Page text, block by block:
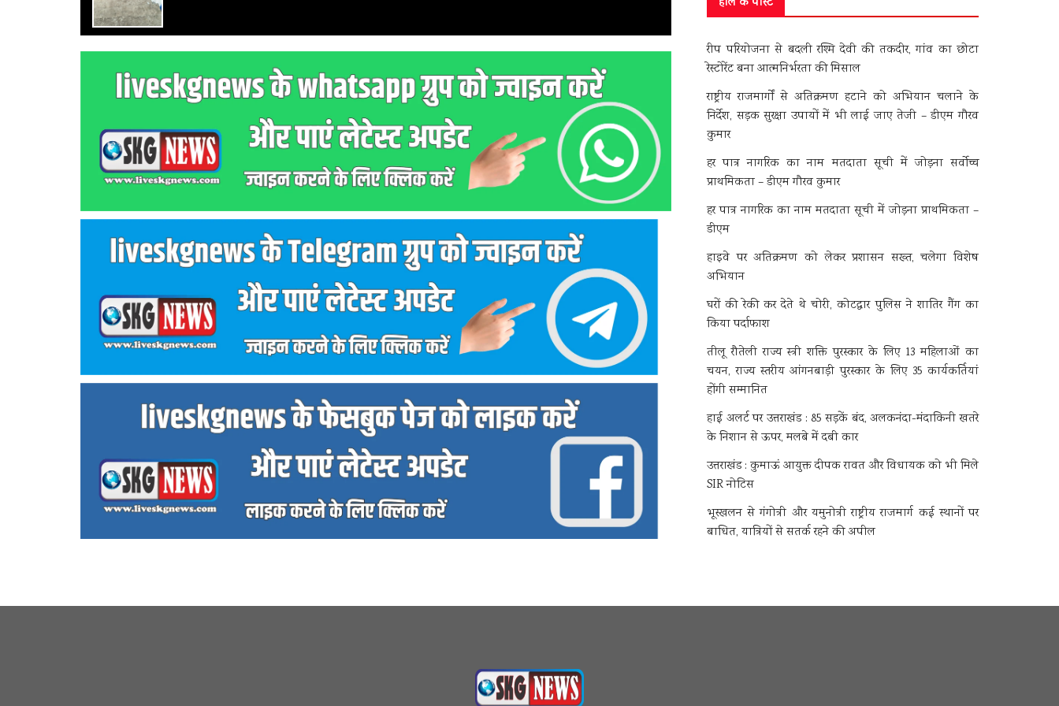
रीप परियोजना से बदली रश्मि देवी की तकदीर, गांव का छोटा
रेस्टोरेंट बना आत्मनिर्भरता की मिसाल
राष्ट्रीय राजमार्गों से अतिक्रमण हटाने को अभियान चलाने के
निर्देश, सड़क सुरक्षा उपायों में भी लाई जाए तेजी – डीएम गौरव
कुमार
हर पात्र नागरिक का नाम मतदाता सूची में जोड़ना सर्वोच्च
प्राथमिकता – डीएम गौरव कुमार
हर पात्र नागरिक का नाम मतदाता सूची में जोड़ना प्राथमिकता –
डीएम
हाइवे पर अतिक्रमण को लेकर प्रशासन सख्त, चलेगा विशेष
अभियान
घरों की रेकी कर देते थे चोरी, कोटद्वार पुलिस ने शातिर गैंग का
किया पर्दाफाश
तीलू रौतेली राज्य स्त्री शक्ति पुरस्कार के लिए 13 महिलाओं का
चयन, राज्य स्तरीय आंगनबाड़ी पुरस्कार के लिए 35 कार्यकर्तियां
होंगी सम्मानित
हाई अलर्ट पर उत्तराखंड : 85 सड़कें बंद, अलकनंदा-मंदाकिनी खतरे
के निशान से ऊपर, मलबे में दबी कार
उत्तराखंड : कुमाऊं आयुक्त दीपक रावत और विधायक को भी मिले
SIR नोटिस
भूस्खलन से गंगोत्री और यमुनोत्री राष्ट्रीय राजमार्ग कई स्थानों पर
बाधित, यात्रियों से सतर्क रहने की अपील